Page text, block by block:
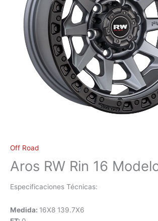
Off Road
Aros RW Rin 16
Especificaciones Técnicas:
Medida: 16X8 139.7X6